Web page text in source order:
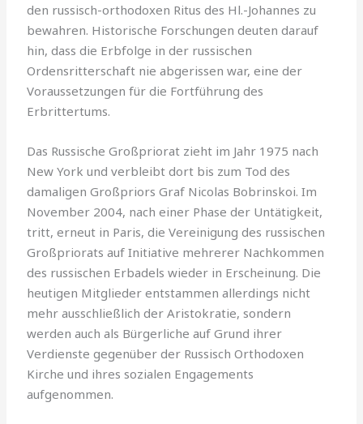
den russisch-orthodoxen Ritus des Hl.-Johannes zu
bewahren. Historische Forschungen deuten darauf
hin, dass die Erbfolge in der russischen
Ordensritterschaft nie abgerissen war, eine der
Voraussetzungen für die Fortführung des
Erbrittertums.
Das Russische Großpriorat zieht im Jahr 1975 nach
New York und verbleibt dort bis zum Tod des
damaligen Großpriors Graf Nicolas Bobrinskoi. Im
November 2004, nach einer Phase der Untätigkeit,
tritt, erneut in Paris, die Vereinigung des russischen
Großpriorats auf Initiative mehrerer Nachkommen
des russischen Erbadels wieder in Erscheinung. Die
heutigen Mitglieder entstammen allerdings nicht
mehr ausschließlich der Aristokratie, sondern
werden auch als Bürgerliche auf Grund ihrer
Verdienste gegenüber der Russisch Orthodoxen
Kirche und ihres sozialen Engagements
aufgenommen.